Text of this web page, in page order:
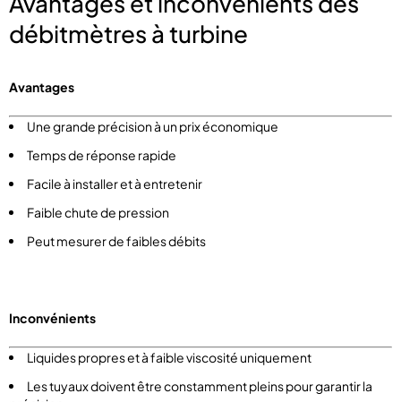
débitmètres à turbine
Avantages
Une grande précision à un prix économique
Temps de réponse rapide
Facile à installer et à entretenir
Faible chute de pression
Peut mesurer de faibles débits
Inconvénients
Liquides propres et à faible viscosité uniquement
Les tuyaux doivent être constamment pleins pour garantir la